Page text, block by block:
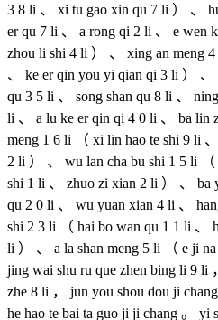
3 8 li 、 xi tu gao xin qu 7 li ） 、
er qu 7 li 、 a rong qi 2 li 、 e wen
zhou li shi 4 li ） 、 xing an meng
、 ke er qin you yi qian qi 3 li ） 、
qu 3 5 li 、 song shan qu 8 li 、
li 、 a lu ke er qin qi 4 0 li 、 ba lin
meng 1 6 li （ xi lin hao te shi 9 li
2 li ） 、 wu lan cha bu shi 1 5 li
shi 1 li 、 zhuo zi xian 2 li ） 、 ba
qu 2 0 li 、 wu yuan xian 4 li 、
shi 2 3 li （ hai bo wan qu 1 1 li 、
li ） 、 a la shan meng 5 li （ e ji
jing wai shu ru que zhen bing li 9 li
zhe 8 li ， jun you shou dou ji
he hao te bai ta guo ji ji chang 。 yi